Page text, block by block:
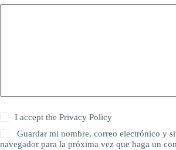
I accept thePrivacy Policy
Guardar mi nombre, correo electrónico y
navegador para la próxima vez que haga un